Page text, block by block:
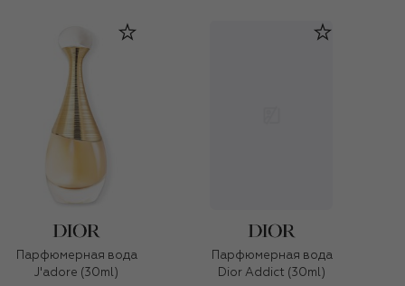
Парфюмерная вода
J'adore (30ml)
Парфюмерная вода
Dior Addict (30ml)